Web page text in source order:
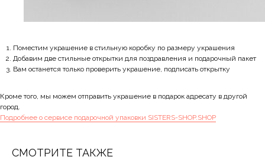
Поместим украшение в стильную коробку по размеру украшения
Добавим две стильные открытки для поздравления и подарочный пакет
Вам останется только проверить украшение, подписать открытку
Кроме того, мы можем отправить украшение в подарок адресату в другой
город.
Подробнее о сервисе подарочной упаковки SISTERS-SHOP.SHOP
СМОТРИТЕ ТАКЖЕ